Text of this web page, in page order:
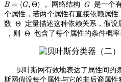
。网络结构
是一个
个属性，若两个属性有直接依赖属
数
定量描述这种依赖关系，假设
，则
包含了每个属性的条件概
贝叶斯网有效地表达了属性间的
斯网假设每个属性与它的非后裔属性